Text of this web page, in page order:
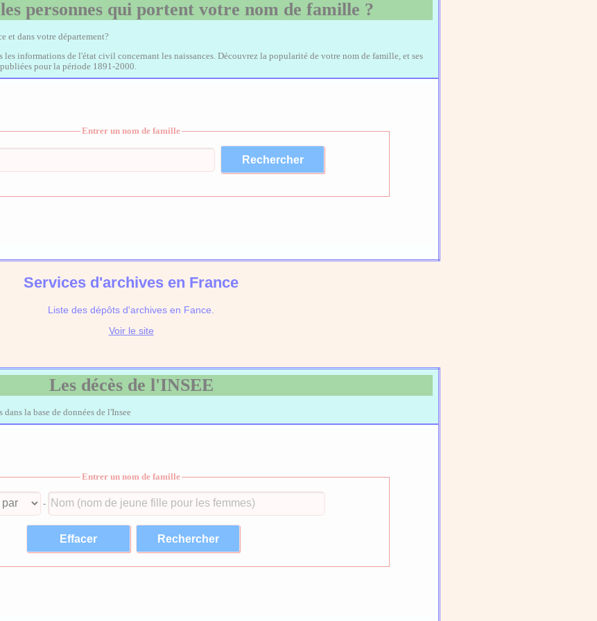
personnes qui portent votre nom de famille ?
et dans votre département?
les informations de l'état civil concernant les naissances. Découvrez la popularité de votre nom de famille, et ses
pour la période 1891-2000.
Entrer un nom de famille
Services d'archives en France
Liste des dépôts d'archives en Fance.
Voir le site
Les décès de l'INSEE
la base de données de l'Insee
Entrer un nom de famille
-